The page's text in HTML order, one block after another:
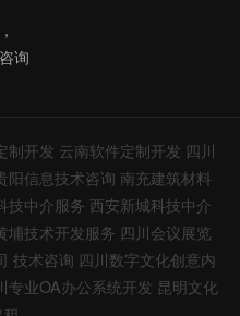
询
制开发 云南软件定制开发 四川
阳信息技术咨询 南充建筑材料
技中介服务 西安新城科技中介
埔技术开发服务 四川会议展览
技术咨询 四川数字文化创意内
专业OA办公系统开发 昆明文化